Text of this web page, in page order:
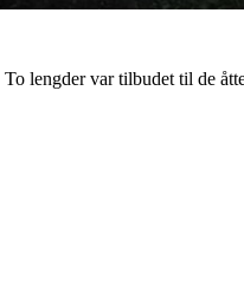
lengder var tilbudet til de